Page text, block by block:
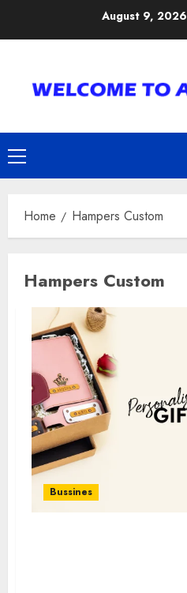
August 9, 2026
Primary
Menu
Home Hampers Custom
Hampers Custom
Bussines